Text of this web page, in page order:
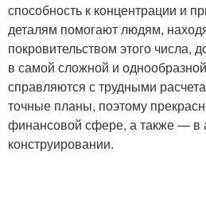
способность к концентрации и
деталям помогают людям,
покровительством этого числа,
в самой сложной и
справляются с трудными
точные планы, поэтому
финансовой сфере, а также — в
конструировании.